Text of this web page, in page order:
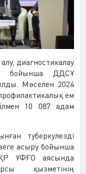
диагностикалау
бойынша ДДСҰ
Мәселен 2024
ем
10 087 адам
туберкулезді
асыру бойынша
ҚР ҰФҒО аясында
қызметінің